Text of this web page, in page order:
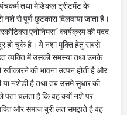
तथा मेडिकल ट्रीटमेंट के
से पूर्ण छुटकारा दिलवाया जाता है।
एनोनिमस” कार्यक्रम की मदद
हो चुके है। ये नशा मुक्ति हेतु सबसे
व्यक्ति में उसकी समस्या तथा उनके
की भावना उत्पन होती है और
या नशेडी है तथा तब उसमे सुधार की
पता चलता है कि वह क्यों नशे पर
और समाज बुरी लत समझते है वह